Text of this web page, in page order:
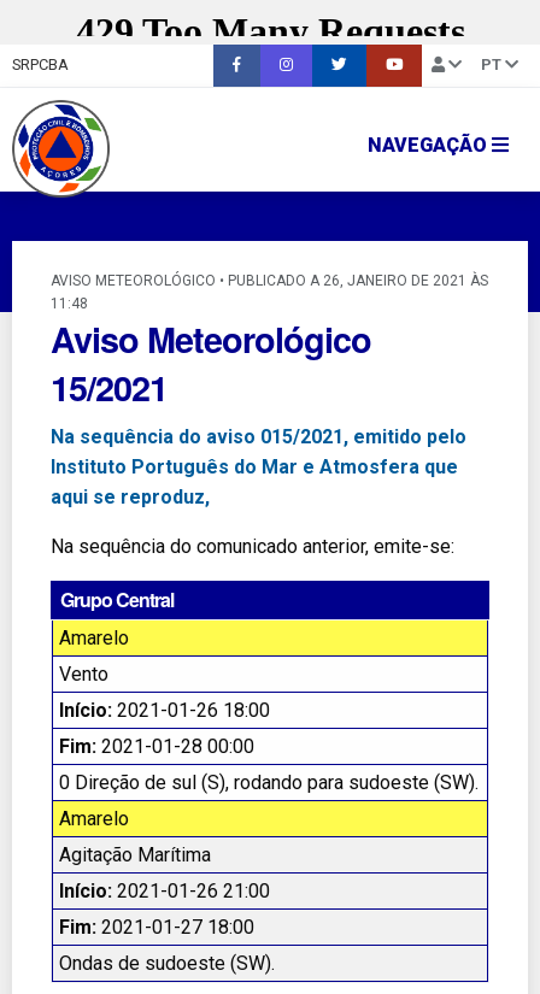
SRPCBA PT
NAVEGAÇÃO
AVISO METEOROLÓGICO • PUBLICADO A 26, JANEIRO DE 2021 ÀS
11:48
Aviso Meteorológico
15/2021
Na sequência do aviso 015/2021, emitido pelo
Instituto Português do Mar e Atmosfera que
aqui se reproduz,
Na sequência do comunicado anterior, emite-se:
Grupo Central
Amarelo
Vento
Início: 2021-01-26 18:00
Fim: 2021-01-28 00:00
0 Direção de sul (S), rodando para sudoeste (SW).
Amarelo
Agitação Marítima
Início: 2021-01-26 21:00
Fim: 2021-01-27 18:00
Ondas de sudoeste (SW).